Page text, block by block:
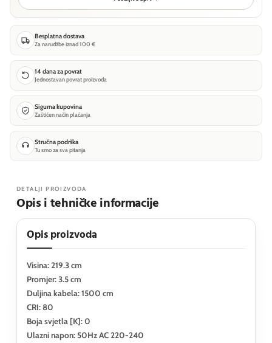
Besplatna dostava
Za narudžbe iznad 100 €
14 dana za povrat
Jednostavan povrat proizvoda
Sigurna kupovina
Zaštićen način plaćanja
Stručna podrška
Tu smo za sva pitanja
DETALJI PROIZVODA
Opis i tehničke informacije
Opis proizvoda
Visina: 219.3 cm
Promjer: 3.5 cm
Duljina kabela: 1500 cm
CRI: 80
Boja svjetla [K]: 0
Ulazni napon: 50Hz AC 220-240